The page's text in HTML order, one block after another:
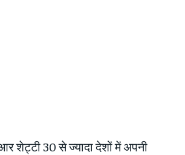
शेट्टी 30 से ज्यादा देशों में अपनी